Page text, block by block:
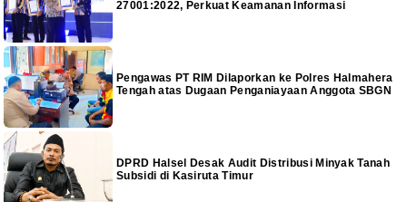
27001:2022, Perkuat Keamanan Informasi
Pengawas PT RIM Dilaporkan ke Polres Halmahera
Tengah atas Dugaan Penganiayaan Anggota SBGN
DPRD Halsel Desak Audit Distribusi Minyak Tanah
Subsidi di Kasiruta Timur